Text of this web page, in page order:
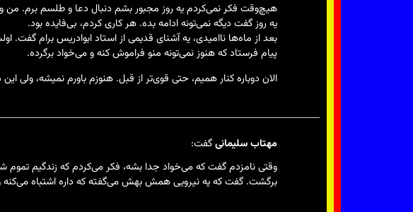
یه روز گفت دیگه نمی‌تونه ادامه بده. هر کاری کردم، بی‌فایده بود.
بعد از ماه‌ها ناامیدی، یه آشنای قدیمی از استاد ابوادریس برام
پیام فرستاد که هنوز نمی‌تونه منو فراموش کنه و می‌خواد برگرده.
الان دوباره کنار همیم، حتی قوی‌تر از قبل. هنوزم باورم نمیشه، ولی
مهتاب سلیمانیگفت:
وقتی نامزدم گفت که می‌خواد جدا بشه، فکر می‌کردم که زندگیم
برگشت. گفت که یه نیرویی همش بهش می‌گفته که داره اشتباه می‌کنه